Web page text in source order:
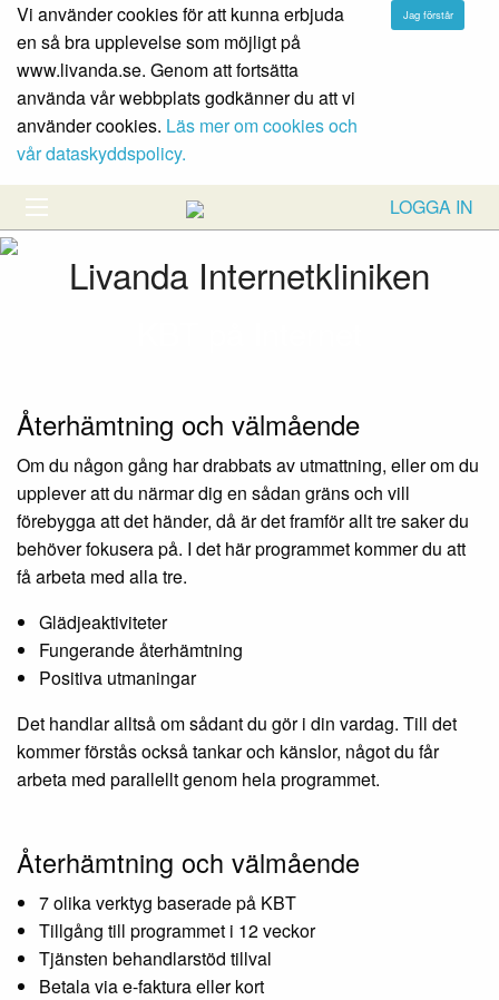
Vi använder cookies för att kunna erbjuda
en så bra upplevelse som möjligt på
www.livanda.se. Genom att fortsätta
använda vår webbplats godkänner du att vi
använder cookies. Läs mer om cookies och
vår dataskyddspolicy.
LOGGA IN
Livanda Internetkliniken
Återhämtning och välmående
Om du någon gång har drabbats av utmattning, eller om du
upplever att du närmar dig en sådan gräns och vill
förebygga att det händer, då är det framför allt tre saker du
behöver fokusera på. I det här programmet kommer du att
få arbeta med alla tre.
Glädjeaktiviteter
Fungerande återhämtning
Positiva utmaningar
Det handlar alltså om sådant du gör i din vardag. Till det
kommer förstås också tankar och känslor, något du får
arbeta med parallellt genom hela programmet.
Återhämtning och välmående
7 olika verktyg baserade på KBT
Tillgång till programmet i 12 veckor
Tjänsten behandlarstöd tillval
Betala via e-faktura eller kort